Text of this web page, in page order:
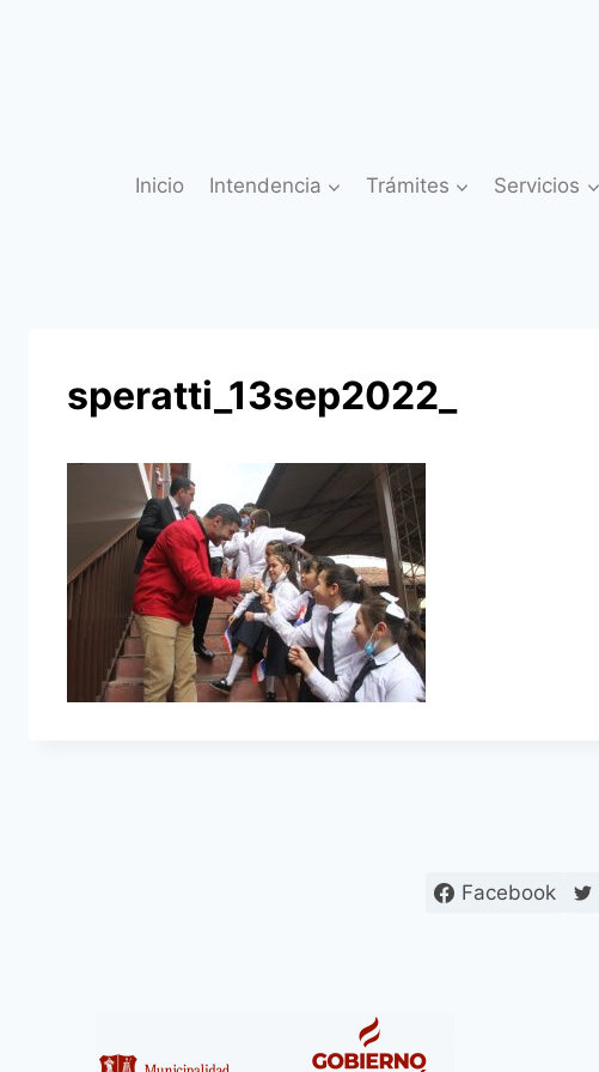
Inicio Intendencia Trámites Servicios
speratti_13sep2022_
Facebook